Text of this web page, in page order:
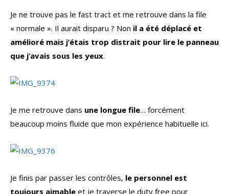
Je ne trouve pas le fast tract et me retrouve dans la file
« normale ». Il aurait disparu ? Non il a été déplacé et
amélioré mais j’étais trop distrait pour lire le panneau
que j’avais sous les yeux.
Je me retrouve dans une longue file… forcément
beaucoup moins fluide que mon expérience habituelle ici.
Je finis par passer les contrôles, le personnel est
toujours aimable et je traverse le duty free pour